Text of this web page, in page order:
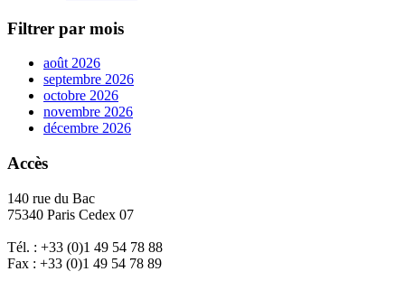
Filtrer par mois
août 2026
septembre 2026
octobre 2026
novembre 2026
décembre 2026
Accès
140 rue du Bac
75340 Paris Cedex 07
Tél. : +33 (0)1 49 54 78 88
Fax : +33 (0)1 49 54 78 89